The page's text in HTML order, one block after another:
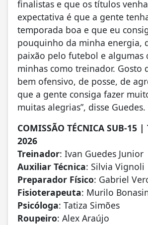
finalistas e que os títulos
expectativa é que a gente
temporada boa e que eu
pouquinho da minha energia,
paixão pelo futebol e algumas
minhas como treinador. Gosto
bem ofensivo, de posse, de
que a gente consiga fazer
muitas alegrias”, disse Guedes.
COMISSÃO TÉCNICA SUB-15 |
2026
Treinador: Ivan Guedes Junior
Auxiliar Técnica: Silvia Vignoli
⁠Preparador Físico: Gabriel
Fisioterapeuta: Murilo
Psicóloga: Tatiza Simões
⁠Roupeiro: Alex Araújo